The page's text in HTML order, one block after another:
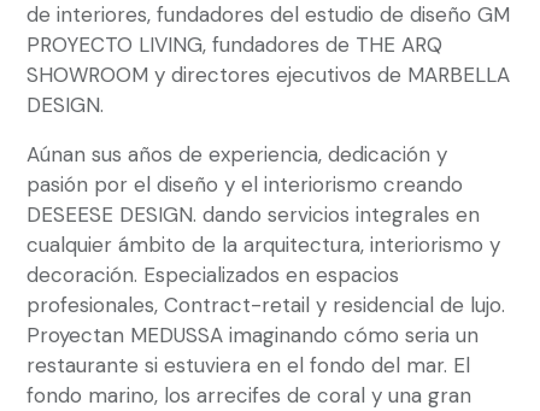
de interiores, fundadores del estudio de diseño GM
PROYECTO LIVING, fundadores de THE ARQ
SHOWROOM y directores ejecutivos de MARBELLA
DESIGN.
Aúnan sus años de experiencia, dedicación y
pasión por el diseño y el interiorismo creando
DESEESE DESIGN. dando servicios integrales en
cualquier ámbito de la arquitectura, interiorismo y
decoración. Especializados en espacios
profesionales, Contract-retail y residencial de lujo.
Proyectan MEDUSSA imaginando cómo seria un
restaurante si estuviera en el fondo del mar. El
fondo marino, los arrecifes de coral y una gran